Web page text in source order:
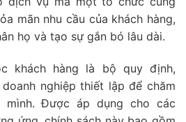
mãn nhu cầu của khách hàng,
họ và tạo sự gắn bó lâu dài.
khách hàng là bộ quy định,
nghiệp thiết lập để chăm
mình. Được áp dụng cho các